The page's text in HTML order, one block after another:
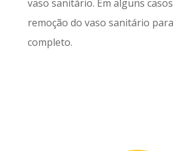
vaso sanitário. Em alguns
remoção do vaso sanitário
completo.